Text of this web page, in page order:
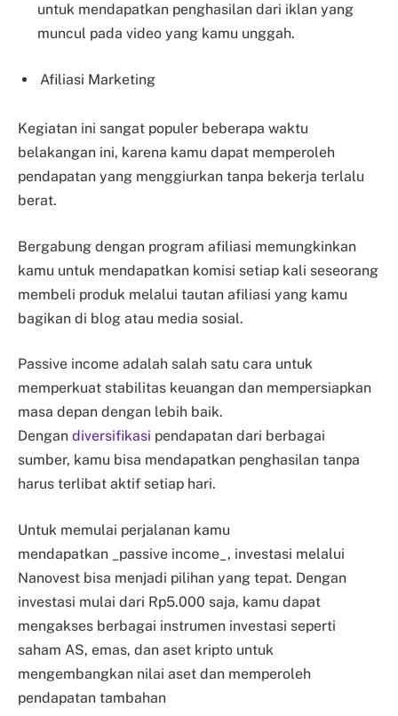
untuk mendapatkan penghasilan dari iklan yang
muncul pada video yang kamu unggah.
Afiliasi Marketing
Kegiatan ini sangat populer beberapa waktu
belakangan ini, karena kamu dapat memperoleh
pendapatan yang menggiurkan tanpa bekerja terlalu
berat.
Bergabung dengan program afiliasi memungkinkan
kamu untuk mendapatkan komisi setiap kali seseorang
membeli produk melalui tautan afiliasi yang kamu
bagikan di blog atau media sosial.
Passive income adalah salah satu cara untuk
memperkuat stabilitas keuangan dan mempersiapkan
masa depan dengan lebih baik.
Dengan diversifikasi pendapatan dari berbagai
sumber, kamu bisa mendapatkan penghasilan tanpa
harus terlibat aktif setiap hari.
Untuk memulai perjalanan kamu
mendapatkan _passive income_, investasi melalui
Nanovest bisa menjadi pilihan yang tepat. Dengan
investasi mulai dari Rp5.000 saja, kamu dapat
mengakses berbagai instrumen investasi seperti
saham AS, emas, dan aset kripto untuk
mengembangkan nilai aset dan memperoleh
pendapatan tambahan